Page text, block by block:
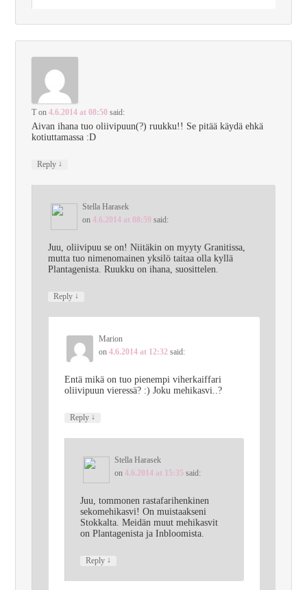
T on4.6.2014 at 08:50 said:
Aivan ihana tuo oliivipuun(?) ruukku!! Se pitää käydä ehkä
kotiuttamassa :D
Reply ↓
Stella Harasek
on 4.6.2014 at 08:59 said:
Juu, oliivipuu se on! Niitäkin on myyty Granitissa,
mutta tuo nimenomainen yksilö taitaa olla kyllä
Plantagenista. Ruukku on ihana, suosittelen.
Reply ↓
Marion
on 4.6.2014 at 12:32 said:
Entä mikä on tuo pienempi viherkaiffari
oliivipuun vieressä? :) Joku mehikasvi..?
Reply ↓
Stella Harasek
on4.6.2014 at 15:35 said:
Juu, tommonen rastafarihenkinen
sekomehikasvi! On muistaakseni
Stokkalta. Meidän muut mehikasvit
on Plantagenista ja Inbloomista.
Reply ↓